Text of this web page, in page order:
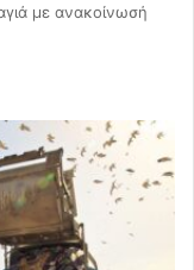
με ανακοίνωσή